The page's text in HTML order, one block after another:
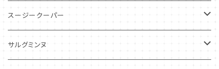
スージークーパー
パトリシアローズ
サルグミンヌ